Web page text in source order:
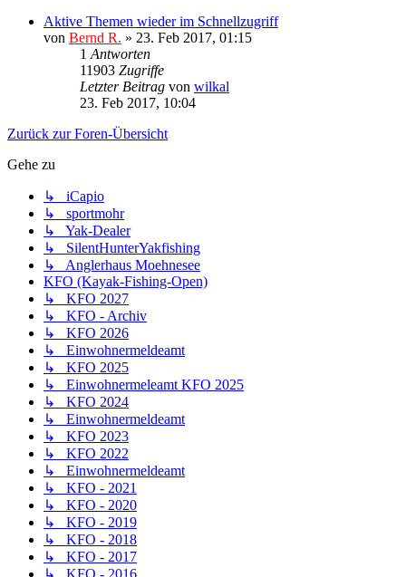
Aktive Themen wieder im Schnellzugriff
von Bernd R. » 23. Feb 2017, 01:15
1 Antworten
11903 Zugriffe
Letzter Beitrag von wilkal
23. Feb 2017, 10:04
Zurück zur Foren-Übersicht
Gehe zu
↳ iCapio
↳ sportmohr
↳ Yak-Dealer
↳ SilentHunterYakfishing
↳ Anglerhaus Moehnesee
KFO (Kayak-Fishing-Open)
↳ KFO 2027
↳ KFO - Archiv
↳ KFO 2026
↳ Einwohnermeldeamt
↳ KFO 2025
↳ Einwohnermeleamt KFO 2025
↳ KFO 2024
↳ Einwohnermeldeamt
↳ KFO 2023
↳ KFO 2022
↳ Einwohnermeldeamt
↳ KFO - 2021
↳ KFO - 2020
↳ KFO - 2019
↳ KFO - 2018
↳ KFO - 2017